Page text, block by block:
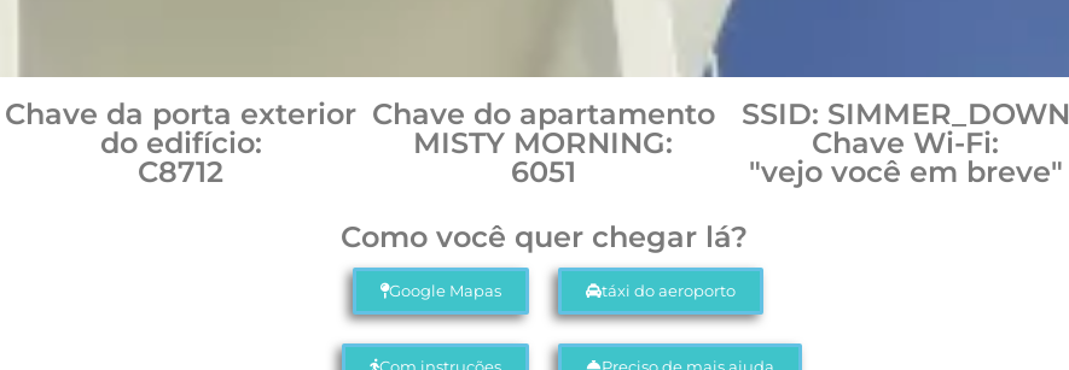
Chave da porta exterior
do edifício:
C8712
Chave do apartamento
MISTY MORNING:
6051
SSID: SIMMER_DOWN
Chave Wi-Fi:
"vejo você em breve"
Como você quer chegar lá?
Google Mapas táxi do aeroporto